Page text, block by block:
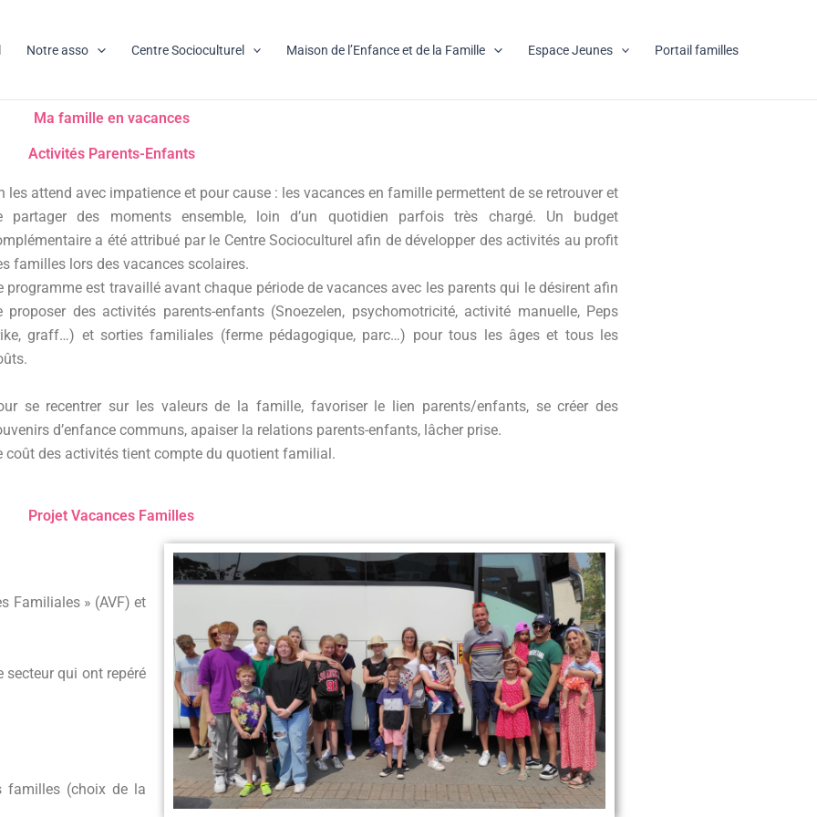
Notre asso Centre Socioculturel Maison de l’Enfance et de la Famille Espace Jeunes Portail familles
Ma famille en vacances
Activités Parents-Enfants
les attend avec impatience et pour cause : les vacances en famille permettent de se retrouver et
partager des moments ensemble, loin d’un quotidien parfois très chargé. Un budget
a été attribué par le Centre Socioculturel afin de développer des activités au profit
familles lors des vacances scolaires.
programme est travaillé avant chaque période de vacances avec les parents qui le désirent afin
proposer des activités parents-enfants (Snoezelen, psychomotricité, activité manuelle, Peps
graff…) et sorties familiales (ferme pédagogique, parc…) pour tous les âges et tous les
se recentrer sur les valeurs de la famille, favoriser le lien parents/enfants, se créer des
d’enfance communs, apaiser la relations parents-enfants, lâcher prise.
coût des activités tient compte du quotient familial.
Projet Vacances Familles
Familiales » (AVF) et
qui ont repéré
familles (choix de la